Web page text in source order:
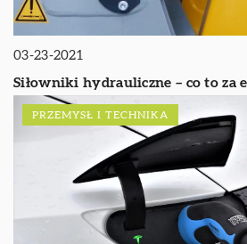
03-23-2021
Siłowniki hydrauliczne – co to za
PRZEMYSŁ I TECHNIKA